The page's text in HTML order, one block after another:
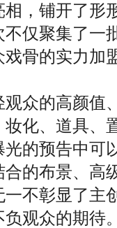
，铺开了形
仅聚集了一
骨的实力加
众的高颜值
化、道具、
的预告中可
的布景、高
一不彰显了主
观众的期待